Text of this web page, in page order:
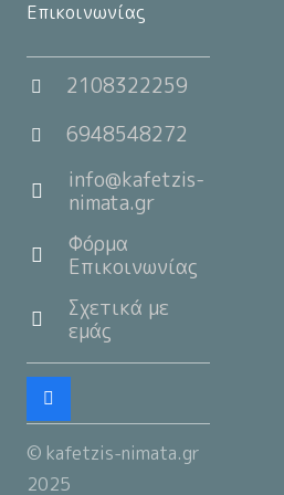
Επικοινωνίας
2108322259
6948548272
info@kafetzis-
nimata.gr
Φόρμα
Επικοινωνίας
Σχετικά με
εμάς
© kafetzis-nimata.gr
2025